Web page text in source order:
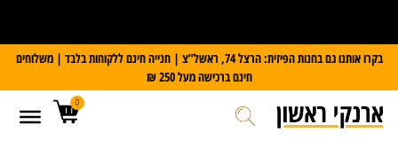
על כל מזוודת Slazenger קבלו משקל דיגיטלי במתנה
בקרו אותנו גם בחנות הפיזית: הרצל 74, ראשל”צ | חנייה חינם ללקוחות בלבד | משלוחים
חינם ברכישה מעל 250 ₪
0